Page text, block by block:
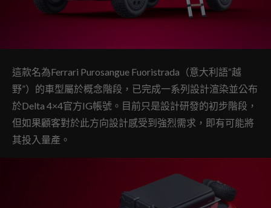
這款名為Ferrari Purosangue Fuoristrada（意大利語“越
野”）的車型屬於概念階段，已完成一系列設計渲染並公布
於Delta 4×4官方IG帳號。目前只是設計研發的初步階段，
但如果顧客對於此方向設計感受到強烈需求，即有可能將
其投入量產。